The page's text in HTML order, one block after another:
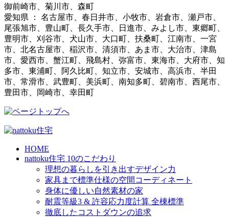
御前崎市、菊川市、森町
愛知県 ： 名古屋市、春日井市、小牧市、岩倉市、瀬戸市、
尾張旭市、豊山町、長久手市、日進市、みよし市、東郷町、
豊明市、刈谷市、犬山市、大口町、扶桑町、江南市、一宮
市、北名古屋市、稲沢市、清須市、あま市、大治市、津島
市、愛西市、蟹江町、飛島村、弥富市、東海市、大府市、知
多市、東浦町、阿久比町、知立市、安城市、高浜市、半田
市、常滑市、武豊町、美浜町、南知多町、碧南市、西尾市、
豊田市、岡崎市、幸田町
HOME
nattoku住宅 10のこだわり
理想の暮らしを引き出すデザイン力
家具まで標準仕様の空間コーディネート
身体に優しい自然素材の家
耐震等級3 & 許容応力度計算 全棟標準
徹底したコストダウンの追求